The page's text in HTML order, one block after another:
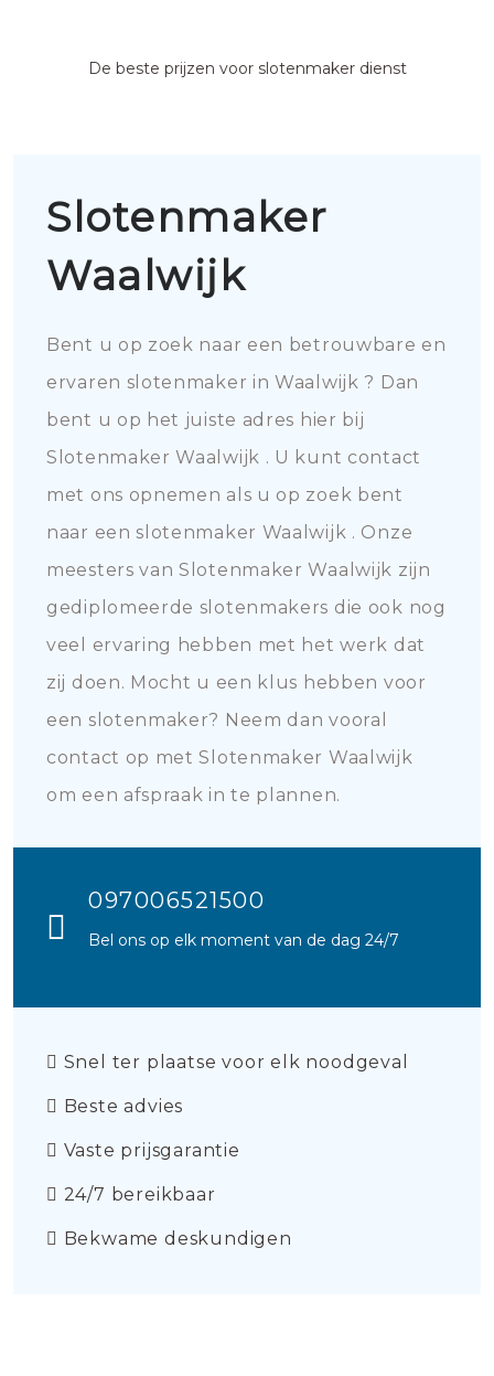
De beste prijzen voor slotenmaker dienst
Slotenmaker
Waalwijk
Bent u op zoek naar een betrouwbare en
ervaren slotenmaker in Waalwijk ? Dan
bent u op het juiste adres hier bij
Slotenmaker Waalwijk . U kunt contact
met ons opnemen als u op zoek bent
naar een slotenmaker Waalwijk . Onze
meesters van Slotenmaker Waalwijk zijn
gediplomeerde slotenmakers die ook nog
veel ervaring hebben met het werk dat
zij doen. Mocht u een klus hebben voor
een slotenmaker? Neem dan vooral
contact op met Slotenmaker Waalwijk
om een afspraak in te plannen.
097006521500
Bel ons op elk moment van de dag 24/7
Snel ter plaatse voor elk noodgeval
Beste advies
Vaste prijsgarantie
24/7 bereikbaar
Bekwame deskundigen